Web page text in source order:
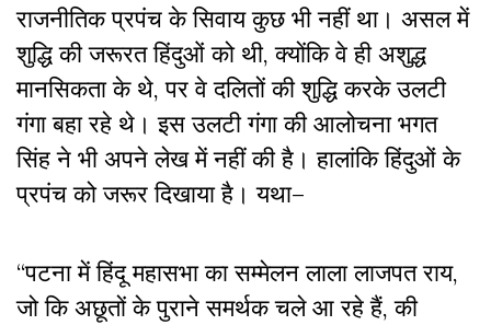
राजनीतिक प्रपंच के सिवाय कुछ भी नहीं था। असल में
शुद्धि की जरूरत हिंदुओं को थी, क्योंकि वे ही अशुद्ध
मानसिकता के थे, पर वे दलितों की शुद्धि करके उलटी
गंगा बहा रहे थे। इस उलटी गंगा की आलोचना भगत
सिंह ने भी अपने लेख में नहीं की है। हालांकि हिंदुओं के
प्रपंच को जरूर दिखाया है। यथा–
“पटना में हिंदू महासभा का सम्मेलन लाला लाजपत राय,
जो कि अछूतों के पुराने समर्थक चले आ रहे हैं, की